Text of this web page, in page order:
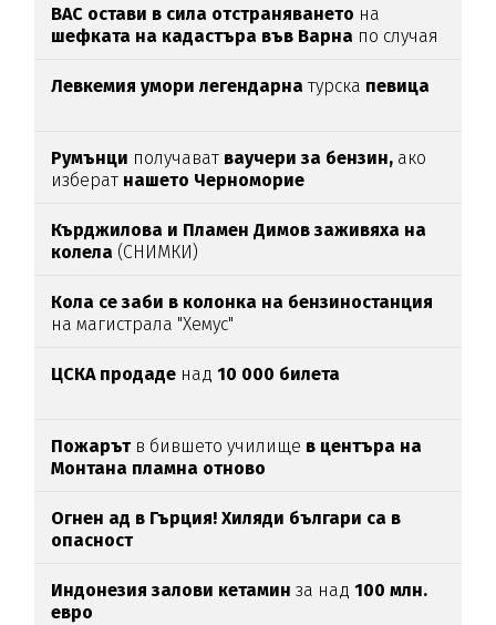
ВАС остави в сила отстраняването на
шефката на кадастъра във Варна по случая
Левкемия умори легендарна турска певица
Румънци получават ваучери за бензин, ако
изберат нашето Черноморие
Кърджилова и Пламен Димов заживяха на
колела (СНИМКИ)
Кола се заби в колонка на бензиностанция
на магистрала "Хемус"
ЦСКА продаде над10 000 билета
Пожарът в бившето училище в центъра на
Монтана пламна отново
Огнен ад в Гърция! Хиляди българи са в
опасност
Индонезия залови кетамин за над100 млн.
евро